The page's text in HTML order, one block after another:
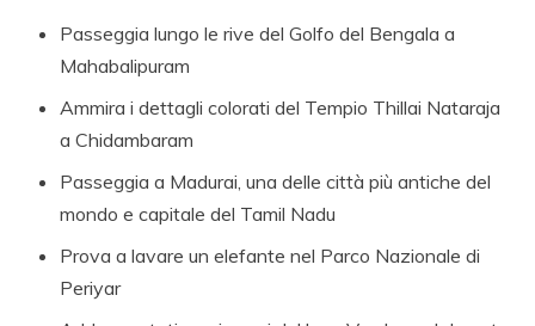
MACCHINA
RAJASTHAN,
VIAGGIO ALLE INDE,
PALACE ON WHEELS,
AGENZIA AND
VIAGGIO INDIA AND
ITALIA AND INDIA,
Passeggia lungo le rive del Golfo del Bengala a
Mahabalipuram
Ammira i dettagli colorati del Tempio Thillai Nataraja
a Chidambaram
Passeggia a Madurai, una delle città più antiche del
mondo e capitale del Tamil Nadu
Prova a lavare un elefante nel Parco Nazionale di
Periyar